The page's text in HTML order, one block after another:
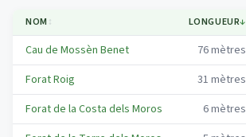
NOM ↕ LONGUEUR↓
Cau de Mossèn Benet 76mètres
Forat Roig
31 mètres
Forat de la Costa dels Moros
6mètres